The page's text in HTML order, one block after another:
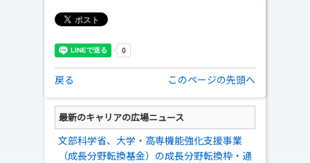
戻る このページの先頭へ
最新のキャリアの広場ニュース
文部科学省、大学・高専機能強化支援事業
（成長分野転換基金）の成長分野転換枠・通